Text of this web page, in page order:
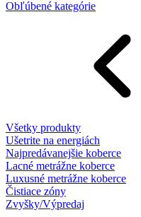
Obľúbené kategórie
Všetky produkty
Ušetrite na energiách
Najpredávanejšie koberce
Lacné metrážne koberce
Luxusné metrážne koberce
Čistiace zóny
Zvyšky/Výpredaj